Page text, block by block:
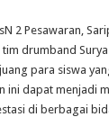
2 Pesawaran,
drumband
para siswa
ini dapat menjadi
di berbagai